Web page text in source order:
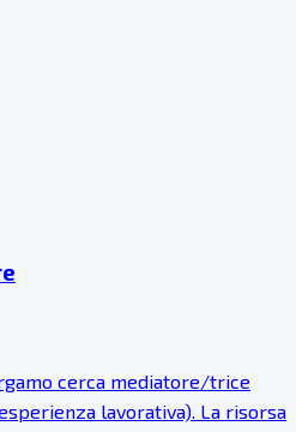
cerca mediatore/trice
lavorativa). La risorsa